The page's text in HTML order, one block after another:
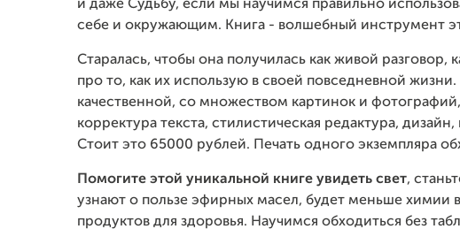
и даже Судьбу, если мы научимся правильно
себе и окружающим. Книга - волшебный инструмент
Старалась, чтобы она получилась как живой разговор,
про то, как их использую в своей повседневной
качественной, со множеством картинок и
корректура текста, стилистическая редактура,
Стоит это 65000 рублей. Печать одного экземпляра
Помогите этой уникальной книге увидеть свет,
узнают о пользе эфирных масел, будет меньше химии
продуктов для здоровья. Научимся обходиться без